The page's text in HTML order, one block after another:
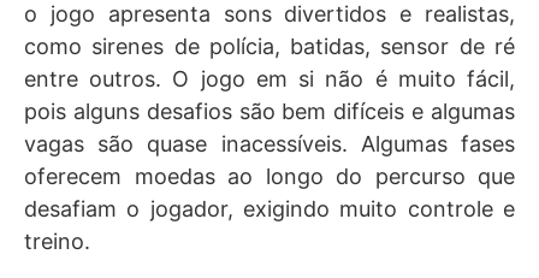
o jogo apresenta sons divertidos e realistas,
como sirenes de polícia, batidas, sensor de ré
entre outros. O jogo em si não é muito fácil,
pois alguns desafios são bem difíceis e algumas
vagas são quase inacessíveis. Algumas fases
oferecem moedas ao longo do percurso que
desafiam o jogador, exigindo muito controle e
treino.